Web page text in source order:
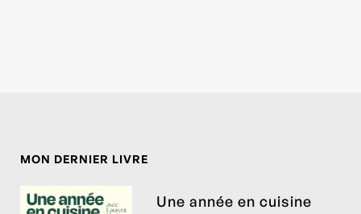
MON DERNIER LIVRE
Une année en cuisine